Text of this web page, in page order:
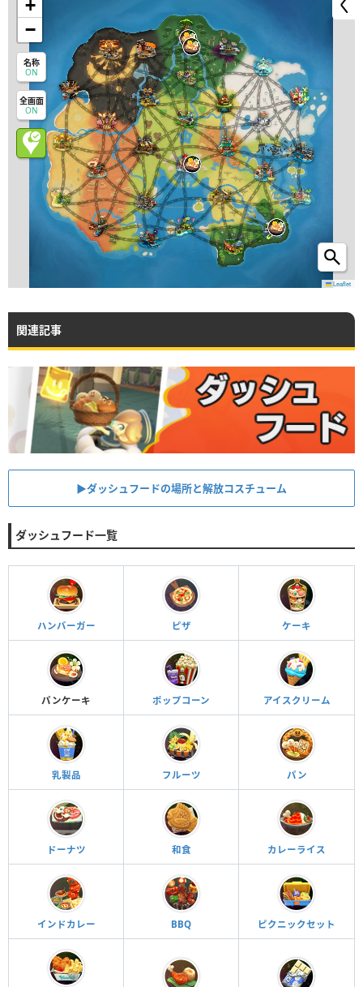
+
−
名称
ON
全画面
ON
Leaflet
関連記事
▶︎ダッシュフードの場所と解放コスチューム
ダッシュフード一覧
ハンバーガー ピザ ケーキ
パンケーキ ポップコーン アイスクリーム
乳製品 フルーツ パン
ドーナツ 和食 カレーライス
インドカレー BBQ ピクニックセット